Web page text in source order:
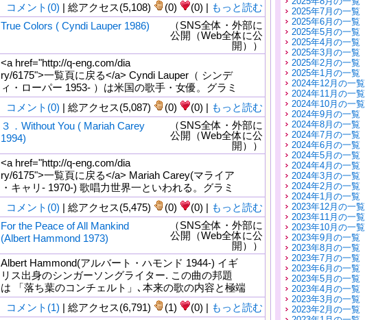
コメント(0) | 総アクセス(5,108) (0) (0) | もっと読む
True Colors ( Cyndi Lauper 1986)
（SNS全体・外部に
公開（Web全体に公
開））
<a href="http://q-eng.com/dia
ry/6175">一覧頁に戻る</a> Cyndi Lauper（ シンデ
ィ・ローパー 1953- ）は米国の歌手・女優。グラミ
コメント(0) | 総アクセス(5,087) (0) (0) | もっと読む
３．Without You ( Mariah Carey
1994)
（SNS全体・外部に
公開（Web全体に公
開））
<a href="http://q-eng.com/dia
ry/6175">一覧頁に戻る</a> Mariah Carey(マライア
・キャリ- 1970-) 歌唱力世界一といわれる。グラミ
コメント(0) | 総アクセス(5,475) (0) (0) | もっと読む
For the Peace of All Mankind
(Albert Hammond 1973)
（SNS全体・外部に
公開（Web全体に公
開））
Albert Hammond(アルバート・ハモンド 1944-) イギ
リス出身のシンガーソングライター. この曲の邦題
は 「落ち葉のコンチェルト」､本来の歌の内容と極端
コメント(1) | 総アクセス(6,791) (1) (0) | もっと読む
2025年7月の一覧
2025年6月の一覧
2025年5月の一覧
2025年4月の一覧
2025年3月の一覧
2025年2月の一覧
2025年1月の一覧
2024年12月の一覧
2024年11月の一覧
2024年10月の一覧
2024年9月の一覧
2024年8月の一覧
2024年7月の一覧
2024年6月の一覧
2024年5月の一覧
2024年4月の一覧
2024年3月の一覧
2024年2月の一覧
2024年1月の一覧
2023年12月の一覧
2023年11月の一覧
2023年10月の一覧
2023年9月の一覧
2023年8月の一覧
2023年7月の一覧
2023年6月の一覧
2023年5月の一覧
2023年4月の一覧
2023年3月の一覧
2023年2月の一覧